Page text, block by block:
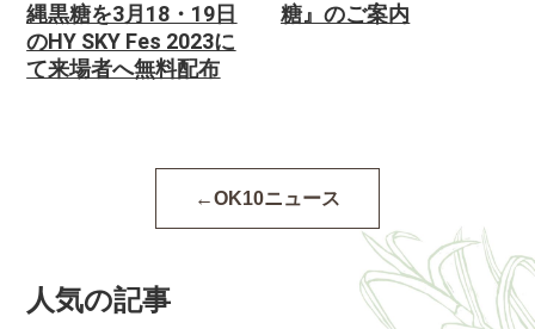
縄黒糖を3月18・19日
のHY SKY Fes 2023に
て来場者へ無料配布
糖』のご案内
OK10ニュース
人気の記事